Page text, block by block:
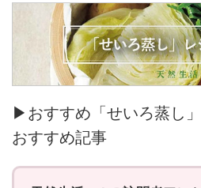
▶おすすめ「せいろ蒸し
おすすめ記事